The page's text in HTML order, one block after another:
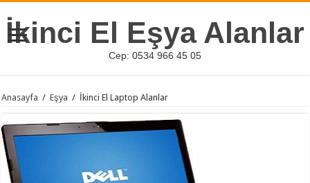
İkinci El Eşya Alanlar
Cep: 0534 966 45 05
Anasayfa / Eşya / İkinci El Laptop Alanlar